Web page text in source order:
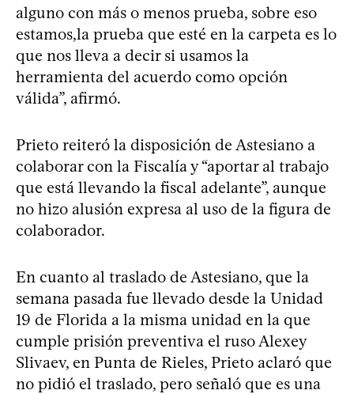
alguno con más o menos prueba, sobre eso
estamos,la prueba que esté en la carpeta es lo
que nos lleva a decir si usamos la
herramienta del acuerdo como opción
válida”, afirmó.
Prieto reiteró la disposición de Astesiano a
colaborar con la Fiscalía y “aportar al trabajo
que está llevando la fiscal adelante”, aunque
no hizo alusión expresa al uso de la figura de
colaborador.
En cuanto al traslado de Astesiano, que la
semana pasada fue llevado desde la Unidad
19 de Florida a la misma unidad en la que
cumple prisión preventiva el ruso Alexey
Slivaev, en Punta de Rieles, Prieto aclaró que
no pidió el traslado, pero señaló que es una